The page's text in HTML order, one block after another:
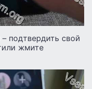
подтвердить свой
жмите